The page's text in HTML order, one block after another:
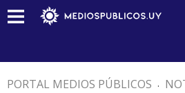
PORTAL MEDIOS PÚBLICOS .